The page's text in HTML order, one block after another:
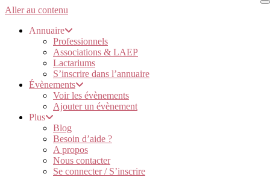
Aller au contenu
Annuaire
Professionnels
Associations & LAEP
Lactariums
S’inscrire dans l’annuaire
Évènements
Voir les évènements
Ajouter un évènement
Plus
Blog
Besoin d’aide ?
A propos
Nous contacter
Se connecter / S’inscrire